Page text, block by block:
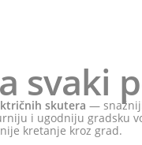
svaki
skutera —
i ugodniju gradsku
kretanje kroz grad.